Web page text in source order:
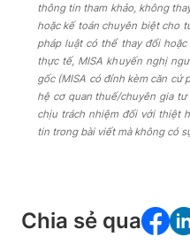
thông tin tham khảo, không
hoặc kế toán chuyên biệt cho
pháp luật có thể thay đổi
thực tế, MISA khuyến nghị
gốc (MISA có đính kèm căn cứ
hệ cơ quan thuế/chuyên gia
chịu trách nhiệm đối với thiệt
tin trong bài viết mà không có
Chia sẻ qua